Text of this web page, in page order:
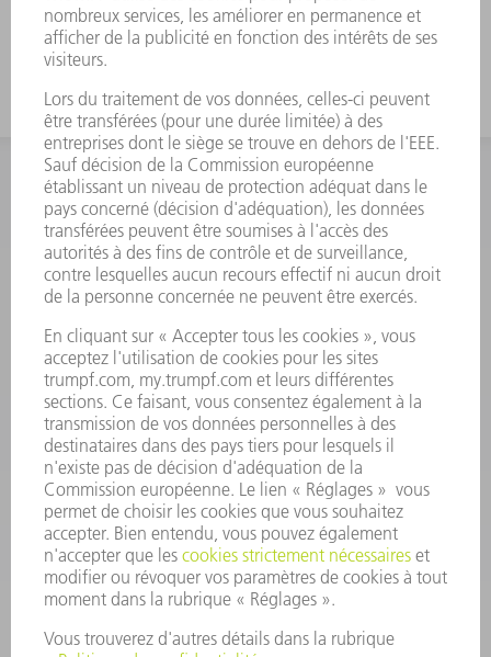
INFORMATION
Foire aux questions
Termes et conditions
CONTACT
01 48 17 37 73
Lun - Jeu 08:00h - 16:30h
Ven 08:00h - 12:30h
outillages@fr.TRUMPF.com
CONTACT
Pièces Détachées
01 48 17 37 57
Lun – Ven 8:30h - 17:30h
pieces.detachees@trumpf.com